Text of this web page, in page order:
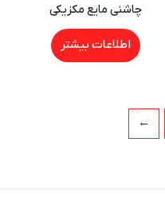
چاشنی مایع مکزیکی
اطلاعات بیشتر
←